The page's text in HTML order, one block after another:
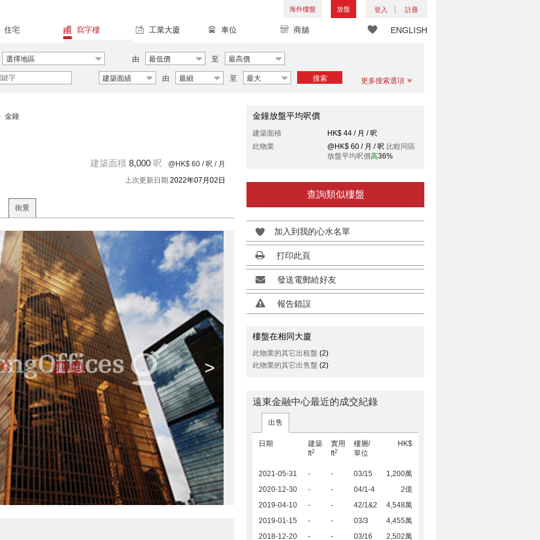
海外樓盤 放盤 登入 註冊
ENGLISH
住宅 寫字樓 工業大廈 車位 商舖
選擇地區 由 最低價 至 最高價
建築面績 由 最細 至 最大 搜索 更多搜索選項
金鐘
建築面積 8,000 呎 @HK$ 60 / 呎 / 月
上次更新日期 2022年07月02日
街景
>
金鐘放盤平均呎價
建築面積
HK$ 44 / 月 / 呎
此物業
@HK$ 60 / 月 / 呎 比較同區
放盤平均呎價高36%
查詢類似樓盤
加入到我的心水名單
打印此頁
發送電郵給好友
報告錯誤
樓盤在相同大廈
此物業的其它出租盤 (2)
此物業的其它出售盤 (2)
遠東金融中心最近的成交紀錄
出售
日期
建築
ft2
實用
ft2
樓層/
單位
HK$
2021-05-31 - - 03/15
1,200萬
2020-12-30
- - 04/1-4
2億
2019-04-10
- - 42/1&2
4,548萬
2019-01-15
- - 03/3
4,455萬
2018-12-20
- - 03/16 2,502萬